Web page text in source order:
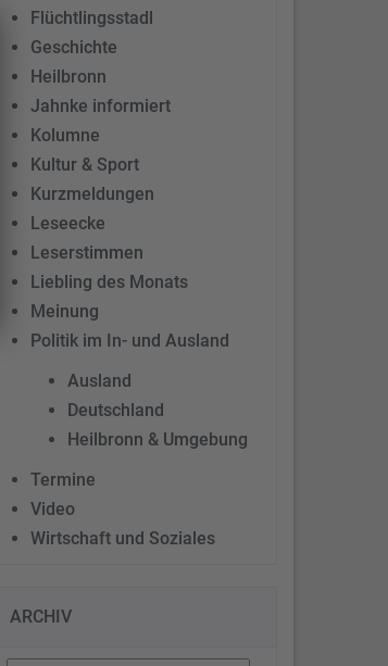
Flüchtlingsstadl
Geschichte
Heilbronn
Jahnke informiert
Kolumne
Kultur & Sport
Kurzmeldungen
Leseecke
Leserstimmen
Liebling des Monats
Meinung
Politik im In- und Ausland
Ausland
Deutschland
Heilbronn & Umgebung
Termine
Video
Wirtschaft und Soziales
ARCHIV
Archiv